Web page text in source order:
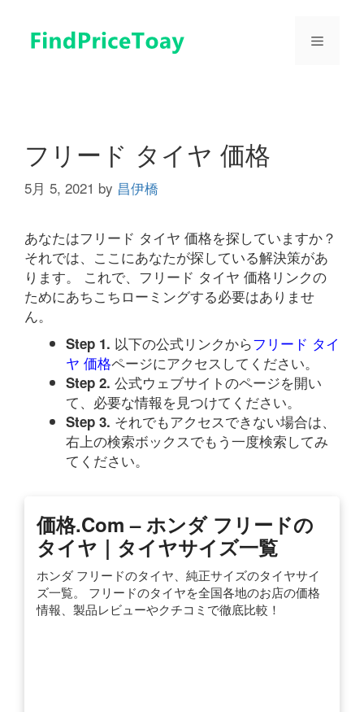
メ
フリード タイヤ 価格
5月 5, 2021 by 昌伊橋
あなたはフリード タイヤ 価格を探していますか？
それでは、ここにあなたが探している解決策があ
ります。 これで、フリード タイヤ 価格リンクの
ためにあちこちローミングする必要はありませ
ん。
Step 1. 以下の公式リンクからフリード タイ
ヤ 価格ページにアクセスしてください。
Step 2. 公式ウェブサイトのページを開い
て、必要な情報を見つけてください。
Step 3. それでもアクセスできない場合は、
右上の検索ボックスでもう一度検索してみ
てください。
価格.com – ホンダ フリードの
タイヤ｜タイヤサイズ一覧
ホンダ フリードのタイヤ、純正サイズのタイヤサイ
ズ一覧。 フリードのタイヤを全国各地のお店の価格
情報、製品レビューやクチコミで徹底比較！